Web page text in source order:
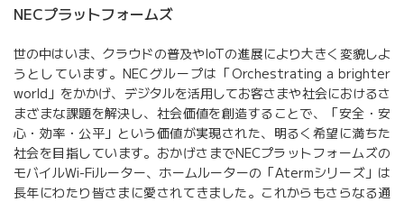
NECプラットフォームズ
世の中はいま、クラウドの普及やIoTの進展により大きく変貌しよ
うとしています。NECグループは「Orchestrating a brighter
world」をかかげ、デジタルを活用してお客さまや社会におけるさ
まざまな課題を解決し、社会価値を創造することで、「安全・安
心・効率・公平」という価値が実現された、明るく希望に満ちた
社会を目指しています。おかげさまでNECプラットフォームズの
モバイルWi-Fiルーター、ホームルーターの「Atermシリーズ」は
長年にわたり皆さまに愛されてきました。これからもさらなる通